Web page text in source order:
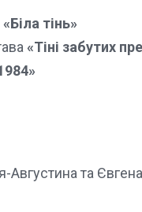
«Біла тінь»
«Тіні забутих
та